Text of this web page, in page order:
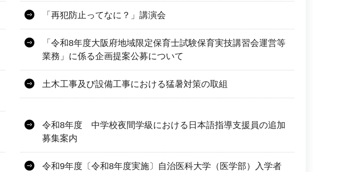
「再犯防止ってなに？」講演会
「令和8年度大阪府地域限定保育士試験保育実技講習会運営等
業務」に係る企画提案公募について
土木工事及び設備工事における猛暑対策の取組
令和8年度 中学校夜間学級における日本語指導支援員の追加
募集案内
令和9年度〔令和8年度実施〕自治医科大学（医学部）入学者